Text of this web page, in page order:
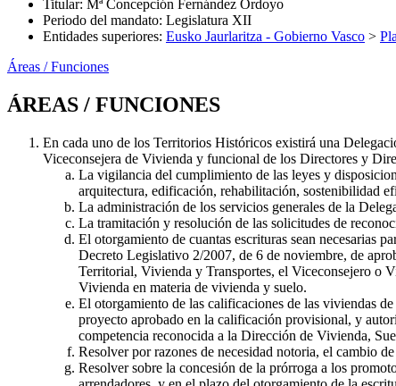
Titular: Mª Concepción Fernández Ordoyo
Periodo del mandato: Legislatura XII
Entidades superiores: Eusko Jaurlaritza - Gobierno Vasco >
Áreas / Funciones
ÁREAS / FUNCIONES
En cada uno de los Territorios Históricos existirá una
Viceconsejera de Vivienda y funcional de los Directores y
La vigilancia del cumplimiento de las leyes y
arquitectura, edificación, rehabilitación, sostenibilidad
La administración de los servicios generales de la
La tramitación y resolución de las solicitudes de
El otorgamiento de cuantas escrituras sean necesarias
Decreto Legislativo 2/2007, de 6 de noviembre, de
Territorial, Vivienda y Transportes, el Viceconsejero o
Vivienda en materia de vivienda y suelo.
El otorgamiento de las calificaciones de las viviendas
proyecto aprobado en la calificación provisional, y
competencia reconocida a la Dirección de Vivienda,
Resolver por razones de necesidad notoria, el cambio
Resolver sobre la concesión de la prórroga a los